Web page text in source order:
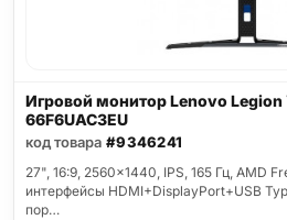
Игровой монитор Lenovo
66F6UAC3EU
код товара #9346241
27", 16:9, 2560x1440, IPS, 165 Гц, AMD
интерфейсы HDMI+DisplayPort+USB
пор…